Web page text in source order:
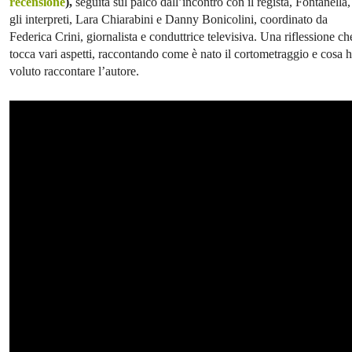
gli interpreti, Lara Chiarabini e Danny Bonicolini, coordinato da
Federica Crini, giornalista e conduttrice televisiva. Una riflessione
tocca vari aspetti, raccontando come è nato il cortometraggio e cosa
voluto raccontare l’autore.